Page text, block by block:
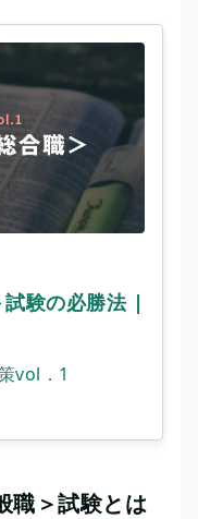
験の必勝法 |
vol．1
職＞試験とは